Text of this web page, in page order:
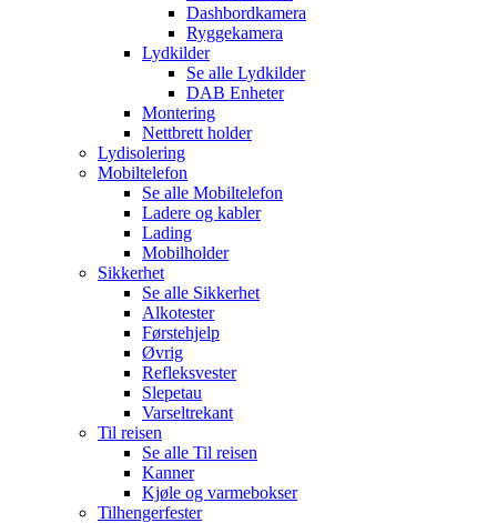
Dashbordkamera
Ryggekamera
Lydkilder
Se alle Lydkilder
DAB Enheter
Montering
Nettbrett holder
Lydisolering
Mobiltelefon
Se alle Mobiltelefon
Ladere og kabler
Lading
Mobilholder
Sikkerhet
Se alle Sikkerhet
Alkotester
Førstehjelp
Øvrig
Refleksvester
Slepetau
Varseltrekant
Til reisen
Se alle Til reisen
Kanner
Kjøle og varmebokser
Tilhengerfester